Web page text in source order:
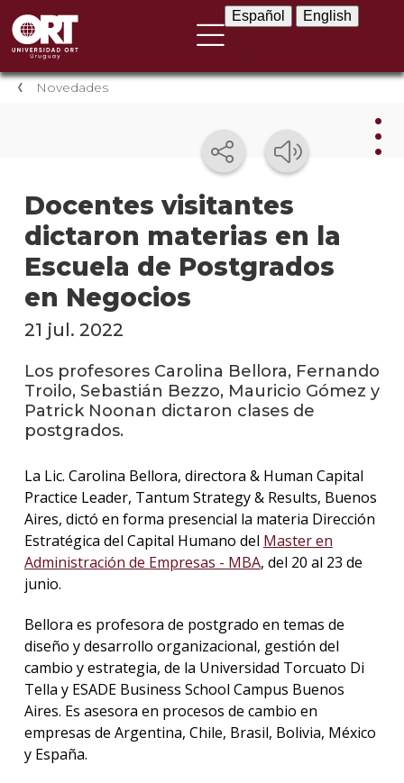
Español English
Novedades
Docentes visitantes
dictaron materias en la
Escuela de Postgrados
en Negocios
en
los
21 jul. 2022
Los profesores Carolina Bellora, Fernando
Troilo, Sebastián Bezzo, Mauricio Gómez y
Patrick Noonan dictaron clases de
postgrados.
La Lic. Carolina Bellora, directora & Human Capital
Practice Leader, Tantum Strategy & Results, Buenos
Aires, dictó en forma presencial la materia Dirección
Estratégica del Capital Humano del Master en
Administración de Empresas - MBA, del 20 al 23 de
junio.
Bellora es profesora de postgrado en temas de
diseño y desarrollo organizacional, gestión del
cambio y estrategia, de la Universidad Torcuato Di
Tella y ESADE Business School Campus Buenos
Aires. Es asesora en procesos de cambio en
empresas de Argentina, Chile, Brasil, Bolivia, México
y España.